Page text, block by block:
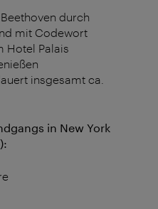
durch
mit Codewort
Hotel Palais
insgesamt ca.
in New York